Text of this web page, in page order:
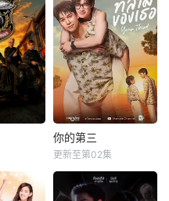
你的第三
更新至第02集